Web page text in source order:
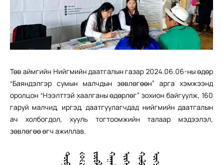
Төв аймгийн Нийгмийн даатгалын газар 2024.06.06-ны өдөр
“Баяндэлгэр сумын малчдын зөвлөгөөн” арга хэмжээнд
оролцон “Нээлттэй хаалганы өдөрлөг” зохион байгуулж, 160
гаруй малчид, иргэд, даатгуулагчдад нийгмийн даатгалын
ач холбогдол, хууль тогтоомжийн талаар мэдээлэл,
зөвлөгөө өгч ажиллав.